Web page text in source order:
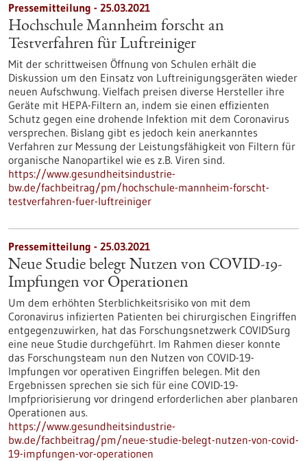
Pressemitteilung - 25.03.2021
Hochschule Mannheim forscht an
Testverfahren für Luftreiniger
Mit der schrittweisen Öffnung von Schulen erhält die
Diskussion um den Einsatz von Luftreinigungsgeräten wieder
neuen Aufschwung. Vielfach preisen diverse Hersteller ihre
Geräte mit HEPA-Filtern an, indem sie einen effizienten
Schutz gegen eine drohende Infektion mit dem Coronavirus
versprechen. Bislang gibt es jedoch kein anerkanntes
Verfahren zur Messung der Leistungsfähigkeit von Filtern für
organische Nanopartikel wie es z.B. Viren sind.
https://www.gesundheitsindustrie-
bw.de/fachbeitrag/pm/hochschule-mannheim-forscht-
testverfahren-fuer-luftreiniger
Pressemitteilung - 25.03.2021
Neue Studie belegt Nutzen von COVID-19-
Impfungen vor Operationen
Um dem erhöhten Sterblichkeitsrisiko von mit dem
Coronavirus infizierten Patienten bei chirurgischen Eingriffen
entgegenzuwirken, hat das Forschungsnetzwerk COVIDSurg
eine neue Studie durchgeführt. Im Rahmen dieser konnte
das Forschungsteam nun den Nutzen von COVID-19-
Impfungen vor operativen Eingriffen belegen. Mit den
Ergebnissen sprechen sie sich für eine COVID-19-
Impfpriorisierung vor dringend erforderlichen aber planbaren
Operationen aus.
https://www.gesundheitsindustrie-
bw.de/fachbeitrag/pm/neue-studie-belegt-nutzen-von-covid-
19-impfungen-vor-operationen